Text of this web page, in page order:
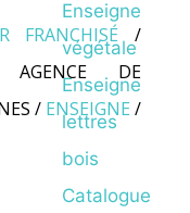
Enseigne
végétale
Enseigne
lettres
bois
Catalogue
FRANCHISÉ
/
AGENCE DE
/ ENSEIGNE /